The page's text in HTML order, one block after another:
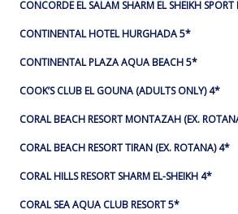
CONCORDE EL SALAM SHARM EL SHEIKH
CONTINENTAL HOTEL HURGHADA 5*
CONTINENTAL PLAZA AQUA BEACH 5*
COOK’S CLUB EL GOUNA (ADULTS ONLY) 4*
CORAL BEACH RESORT MONTAZAH (EX.
CORAL BEACH RESORT TIRAN (EX. ROTANA) 4*
CORAL HILLS RESORT SHARM EL-SHEIKH 4*
CORAL SEA AQUA CLUB RESORT 5*